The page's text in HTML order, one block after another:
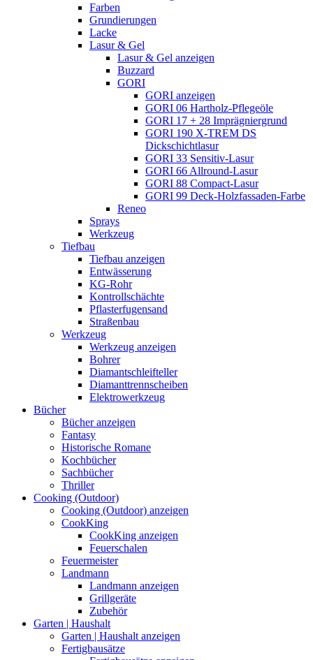
Farben
Grundierungen
Lacke
Lasur & Gel
Lasur & Gel anzeigen
Buzzard
GORI
GORI anzeigen
GORI 06 Hartholz-Pflegeöle
GORI 17 + 28 Imprägniergrund
GORI 190 X-TREM DS
Dickschichtlasur
GORI 33 Sensitiv-Lasur
GORI 66 Allround-Lasur
GORI 88 Compact-Lasur
GORI 99 Deck-Holzfassaden-Farbe
Reneo
Sprays
Werkzeug
Tiefbau
Tiefbau anzeigen
Entwässerung
KG-Rohr
Kontrollschächte
Pflasterfugensand
Straßenbau
Werkzeug
Werkzeug anzeigen
Bohrer
Diamantschleifteller
Diamanttrennscheiben
Elektrowerkzeug
Bücher
Bücher anzeigen
Fantasy
Historische Romane
Kochbücher
Sachbücher
Thriller
Cooking (Outdoor)
Cooking (Outdoor) anzeigen
CookKing
CookKing anzeigen
Feuerschalen
Feuermeister
Landmann
Landmann anzeigen
Grillgeräte
Zubehör
Garten | Haushalt
Garten | Haushalt anzeigen
Fertigbausätze